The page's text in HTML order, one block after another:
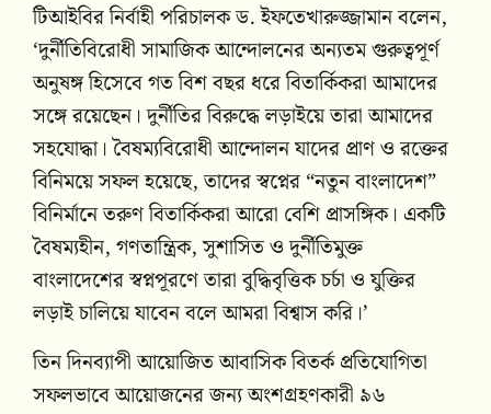
টিআইবির নির্বাহী পরিচালক ড. ইফতেখারুজ্জামান বলেন,
‘দুর্নীতিবিরোধী সামাজিক আন্দোলনের অন্যতম গুরুত্বপূর্ণ
অনুষঙ্গ হিসেবে গত বিশ বছর ধরে বিতার্কিকরা আমাদের
সঙ্গে রয়েছেন। দুর্নীতির বিরুদ্ধে লড়াইয়ে তারা আমাদের
সহযোদ্ধা। বৈষম্যবিরোধী আন্দোলন যাদের প্রাণ ও রক্তের
বিনিময়ে সফল হয়েছে, তাদের স্বপ্নের “নতুন বাংলাদেশ”
বিনির্মানে তরুণ বিতার্কিকরা আরো বেশি প্রাসঙ্গিক। একটি
বৈষম্যহীন, গণতান্ত্রিক, সুশাসিত ও দুর্নীতিমুক্ত
বাংলাদেশের স্বপ্নপূরণে তারা বুদ্ধিবৃত্তিক চর্চা ও যুক্তির
লড়াই চালিয়ে যাবেন বলে আমরা বিশ্বাস করি।’
তিন দিনব্যাপী আয়োজিত আবাসিক বিতর্ক প্রতিযোগিতা
সফলভাবে আয়োজনের জন্য অংশগ্রহণকারী ৯৬